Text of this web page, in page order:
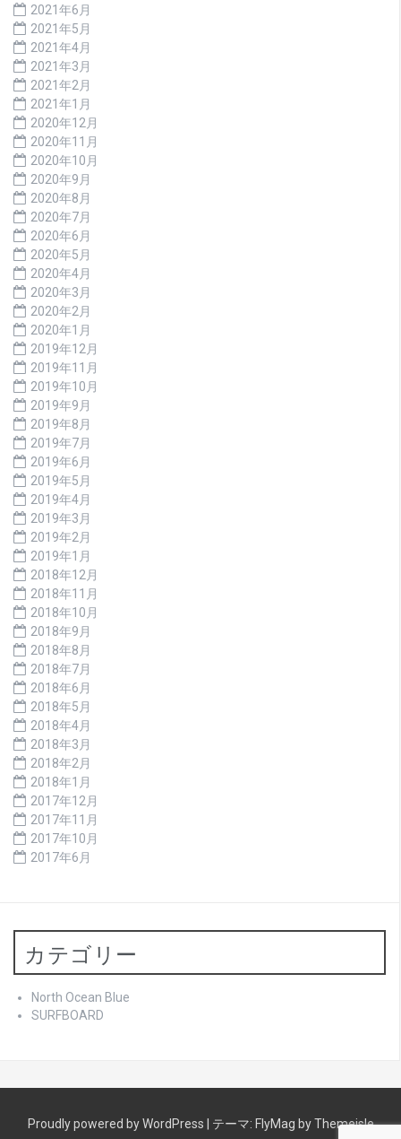
2021年6月
2021年5月
2021年4月
2021年3月
2021年2月
2021年1月
2020年12月
2020年11月
2020年10月
2020年9月
2020年8月
2020年7月
2020年6月
2020年5月
2020年4月
2020年3月
2020年2月
2020年1月
2019年12月
2019年11月
2019年10月
2019年9月
2019年8月
2019年7月
2019年6月
2019年5月
2019年4月
2019年3月
2019年2月
2019年1月
2018年12月
2018年11月
2018年10月
2018年9月
2018年8月
2018年7月
2018年6月
2018年5月
2018年4月
2018年3月
2018年2月
2018年1月
2017年12月
2017年11月
2017年10月
2017年6月
カテゴリー
North Ocean Blue
SURFBOARD
Proudly powered by WordPress テーマ: FlyMag by Themeisle